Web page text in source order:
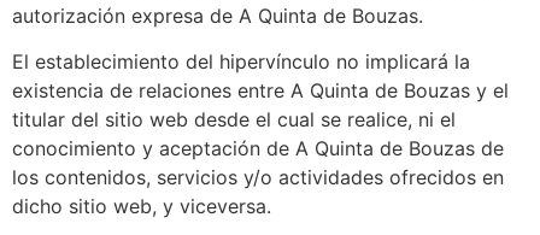
autorización expresa de A Quinta de Bouzas.
El establecimiento del hipervínculo no implicará la
existencia de relaciones entre A Quinta de Bouzas y el
titular del sitio web desde el cual se realice, ni el
conocimiento y aceptación de A Quinta de Bouzas de
los contenidos, servicios y/o actividades ofrecidos en
dicho sitio web, y viceversa.